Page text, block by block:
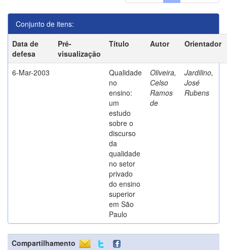
Conjunto de itens:
Data de
defesa
Pré-
visualização
Título Autor Orientador
6-Mar-2003
Qualidade
no
ensino:
um
estudo
sobre o
discurso
da
qualidade
no setor
privado
do ensino
superior
em São
Paulo
Oliveira,
Celso
Ramos
de
Jardilino,
José
Rubens
Compartilhamento